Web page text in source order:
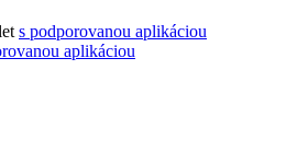
s podporovanou aplikáciou
aplikáciou